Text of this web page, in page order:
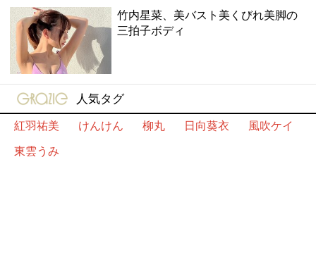
竹内星菜、美バスト美くびれ美脚の
三拍子ボディ
gravure-grazie
人気タグ
紅羽祐美
けんけん 柳丸 日向葵衣
風吹ケイ
東雲うみ